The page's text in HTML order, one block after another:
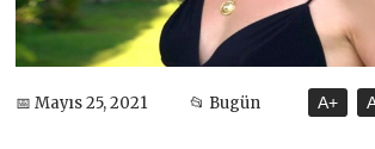
📅 Mayıs 25, 2021 📂 Bugün A+